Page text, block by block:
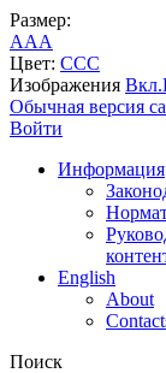
Размер:
AAA
Цвет: CCC
Изображения Вкл.
Обычная версия
Войти
Информация
English
About
Поиск